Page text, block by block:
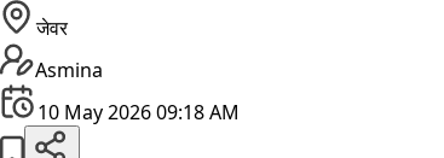
जेवर
Asmina
10 May 2026 09:18 AM